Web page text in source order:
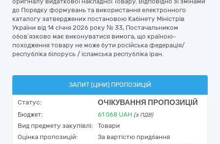
до Порядку формувань та використання електронного
каталогу затверджених постановою Кабінету Міністрів
України від 14 січня 2026 року № 33, Постачальником
обов’язково має виконуватися вимога, що країною-
походження товару не може бути російська федерація/
республіка білорусь / ісламська республіка іран.
ЗАПИТ (ЦІНИ) ПРОПОЗИЦІЙ
Статус: ОЧІКУВАННЯ ПРОПОЗИЦІЙ
Бюджет: 61 068 UAH (з ПДВ)
Вид предмету закупівлі:
Товари
Оцінка пропозицій:
За вартістю придбання